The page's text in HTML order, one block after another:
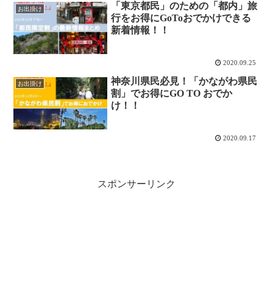
お出掛け
「東京都民」のための「都内」旅
行をお得にGoToおでかけできる
新着情報！！
2020.09.25
お出掛け
神奈川県民必見！「かながわ県民
割」でお得にGO TO おでか
け！！
2020.09.17
スポンサーリンク